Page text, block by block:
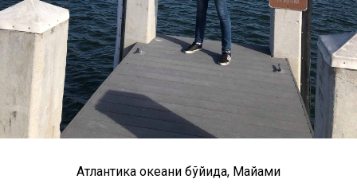
Атлантика океани бўйида, Майами